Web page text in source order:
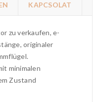
KAPCSOLAT
zu verkaufen, e-
originaler
minimalen
Zustand